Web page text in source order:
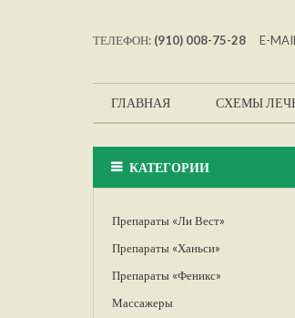
ТЕЛЕФОН: (910) 008-75-28 E-
ГЛАВНАЯ СХЕМЫ
КАТЕГОРИИ
Препараты «Ли Вест»
Препараты «Ханьси»
Препараты «Феникс»
Массажеры